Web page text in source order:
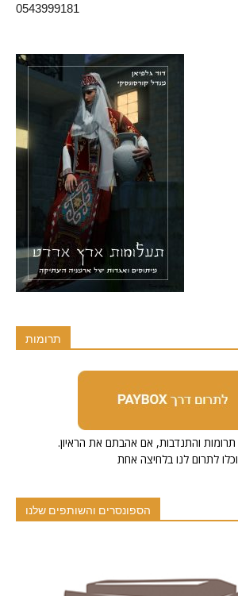
0543999181
תרומות
.פרויקט זה מיושם על ידי תרומות והתנדבות, אם אהבתם את הראיון
לתרום לנו בלחיצה אחת
הספונסרים והשותפים שלנו